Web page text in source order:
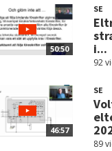
50:50
SE
i...
92
46:57
SE
89